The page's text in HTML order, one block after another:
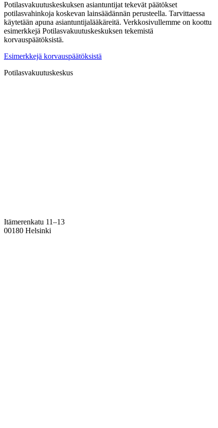
Potilasvakuutuskeskuksen asiantuntijat tekevät päätökset
potilasvahinkoja koskevan lainsäädännän perusteella. Tarvittaessa
käytetään apuna asiantuntijalääkäreitä. Verkkosivullemme on koottu
esimerkkejä Potilasvakuutuskeskuksen tekemistä
korvauspäätöksistä.
Esimerkkejä korvauspäätöksistä
Potilasvakuutuskeskus
Itämerenkatu 11–13
00180 Helsinki